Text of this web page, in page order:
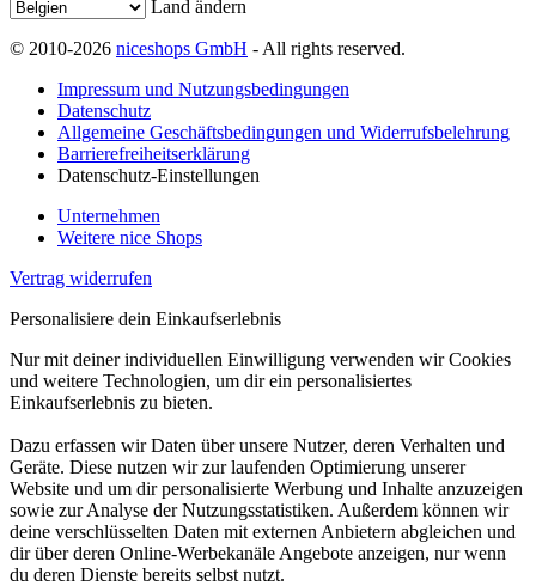
Land ändern
© 2010-2026 niceshops GmbH - All rights reserved.
Impressum und Nutzungsbedingungen
Datenschutz
Allgemeine Geschäftsbedingungen und Widerrufsbelehrung
Barrierefreiheitserklärung
Datenschutz-Einstellungen
Unternehmen
Weitere nice Shops
Vertrag widerrufen
Personalisiere dein Einkaufserlebnis
Nur mit deiner individuellen Einwilligung verwenden wir Cookies
und weitere Technologien, um dir ein personalisiertes
Einkaufserlebnis zu bieten.
Dazu erfassen wir Daten über unsere Nutzer, deren Verhalten und
Geräte. Diese nutzen wir zur laufenden Optimierung unserer
Website und um dir personalisierte Werbung und Inhalte anzuzeigen
sowie zur Analyse der Nutzungsstatistiken. Außerdem können wir
deine verschlüsselten Daten mit externen Anbietern abgleichen und
dir über deren Online-Werbekanäle Angebote anzeigen, nur wenn
du deren Dienste bereits selbst nutzt.